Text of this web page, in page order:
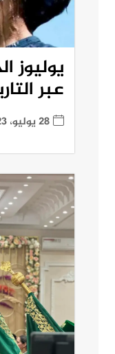
يوليوز
عبر
28 يوليو، 2023